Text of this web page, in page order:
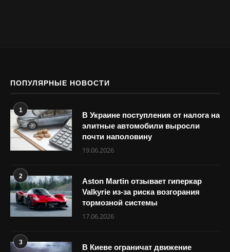
ПОПУЛЯРНЫЕ НОВОСТИ
1
В Украине поступления от налога на
элитные автомобили выросли
почти наполовину
19.06.2026
2
Aston Martin отзывает гиперкар
Valkyrie из-за риска возгорания
тормозной системы
17.06.2026
3
В Киеве ограничат движение